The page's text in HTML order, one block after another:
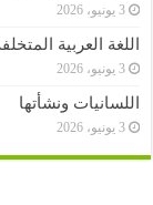
3 يونيو، 2026
اللغة العربية
3 يونيو، 2026
اللسانيات ونشأتها
3 يونيو، 2026